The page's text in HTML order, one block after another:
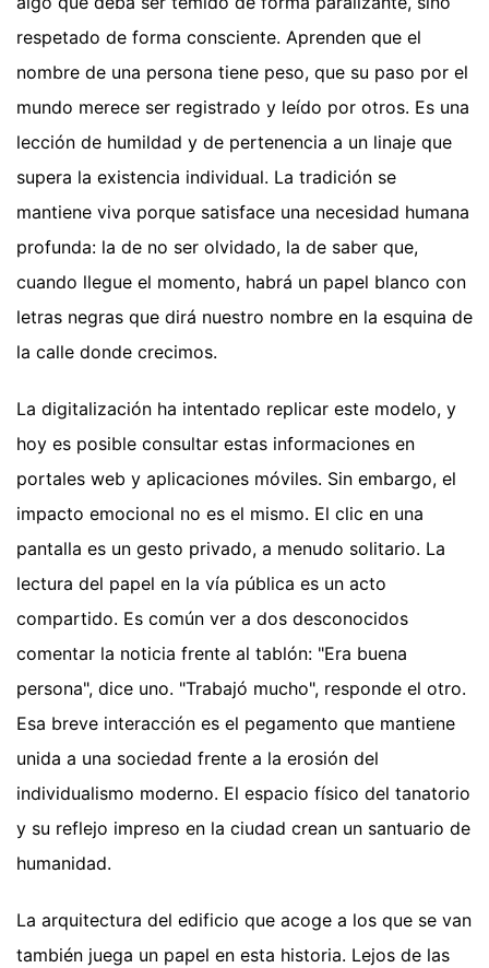
respetado de forma consciente. Aprenden que el
nombre de una persona tiene peso, que su paso por el
mundo merece ser registrado y leído por otros. Es una
lección de humildad y de pertenencia a un linaje que
supera la existencia individual. La tradición se
mantiene viva porque satisface una necesidad humana
profunda: la de no ser olvidado, la de saber que,
cuando llegue el momento, habrá un papel blanco con
letras negras que dirá nuestro nombre en la esquina de
la calle donde crecimos.
La digitalización ha intentado replicar este modelo, y
hoy es posible consultar estas informaciones en
portales web y aplicaciones móviles. Sin embargo, el
impacto emocional no es el mismo. El clic en una
pantalla es un gesto privado, a menudo solitario. La
lectura del papel en la vía pública es un acto
compartido. Es común ver a dos desconocidos
comentar la noticia frente al tablón: "Era buena
persona", dice uno. "Trabajó mucho", responde el otro.
Esa breve interacción es el pegamento que mantiene
unida a una sociedad frente a la erosión del
individualismo moderno. El espacio físico del tanatorio
y su reflejo impreso en la ciudad crean un santuario de
humanidad.
La arquitectura del edificio que acoge a los que se van
también juega un papel en esta historia. Lejos de las